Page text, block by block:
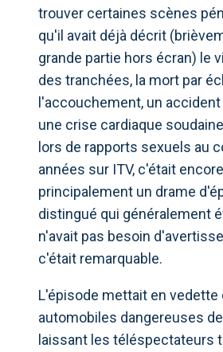
trouver certaines scènes
qu'il avait déjà décrit
grande partie hors écran) le
des tranchées, la mort par
l'accouchement, un
une crise cardiaque
lors de rapports sexuels au
années sur ITV, c'était encore
principalement un drame
distingué qui généralement
n'avait pas besoin
c'était remarquable.
L'épisode mettait en
automobiles dangereuses
laissant les téléspectateurs